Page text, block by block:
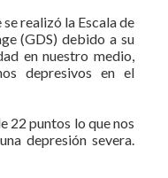
realizó la Escala de
(GDS) debido a su
en nuestro medio,
depresivos en el
22 puntos lo que nos
depresión severa.